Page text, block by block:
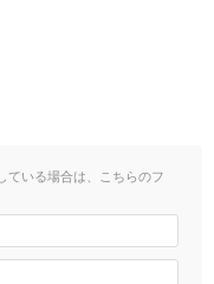
ている場合は、こちらのフ